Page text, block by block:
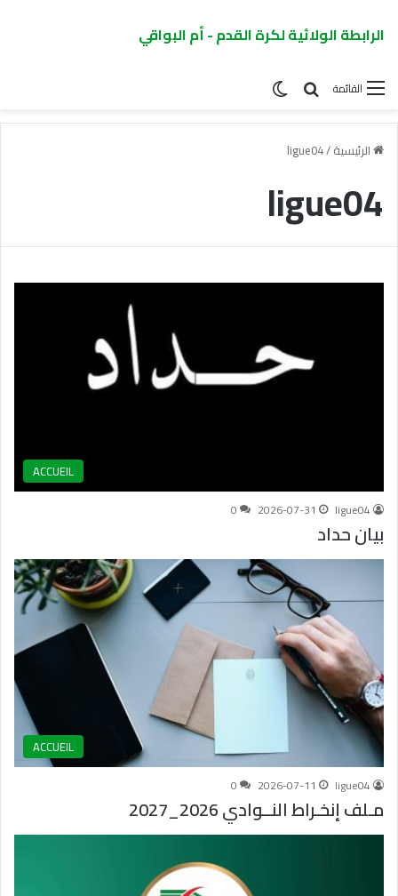
الرابطة الولائية لكرة القدم - أم البواقي
القائمة
الرئيسية/
ligue04
ligue04
ACCUEIL
ligue04
2026-07-31
0
بيان حداد
ACCUEIL
ligue04
2026-07-11
0
مـلف إنخـراط النــوادي 2026_2027